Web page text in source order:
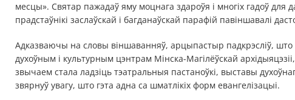
месцы». Святар пажадаў яму моцнага здароўя і многіх гадоў
прадстаўнікі заслаўскай і багданаўскай парафій павіншавалі
Адказваючы на словы віншаванняў, арцыпастыр падкрэсліў, што
духоўным і культурным цэнтрам Мінска-Магілёўскай
звычаем стала ладзіць тэатральныя пастаноўкі, выставы
звярнуў увагу, што гэта адна са шматлікіх форм евангелізацыі.